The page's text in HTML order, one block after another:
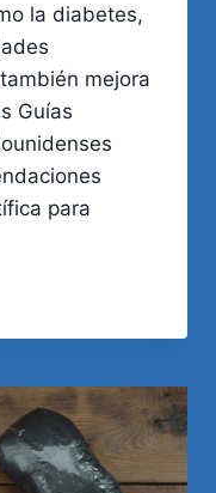
la diabetes,
mejora
Guías
para